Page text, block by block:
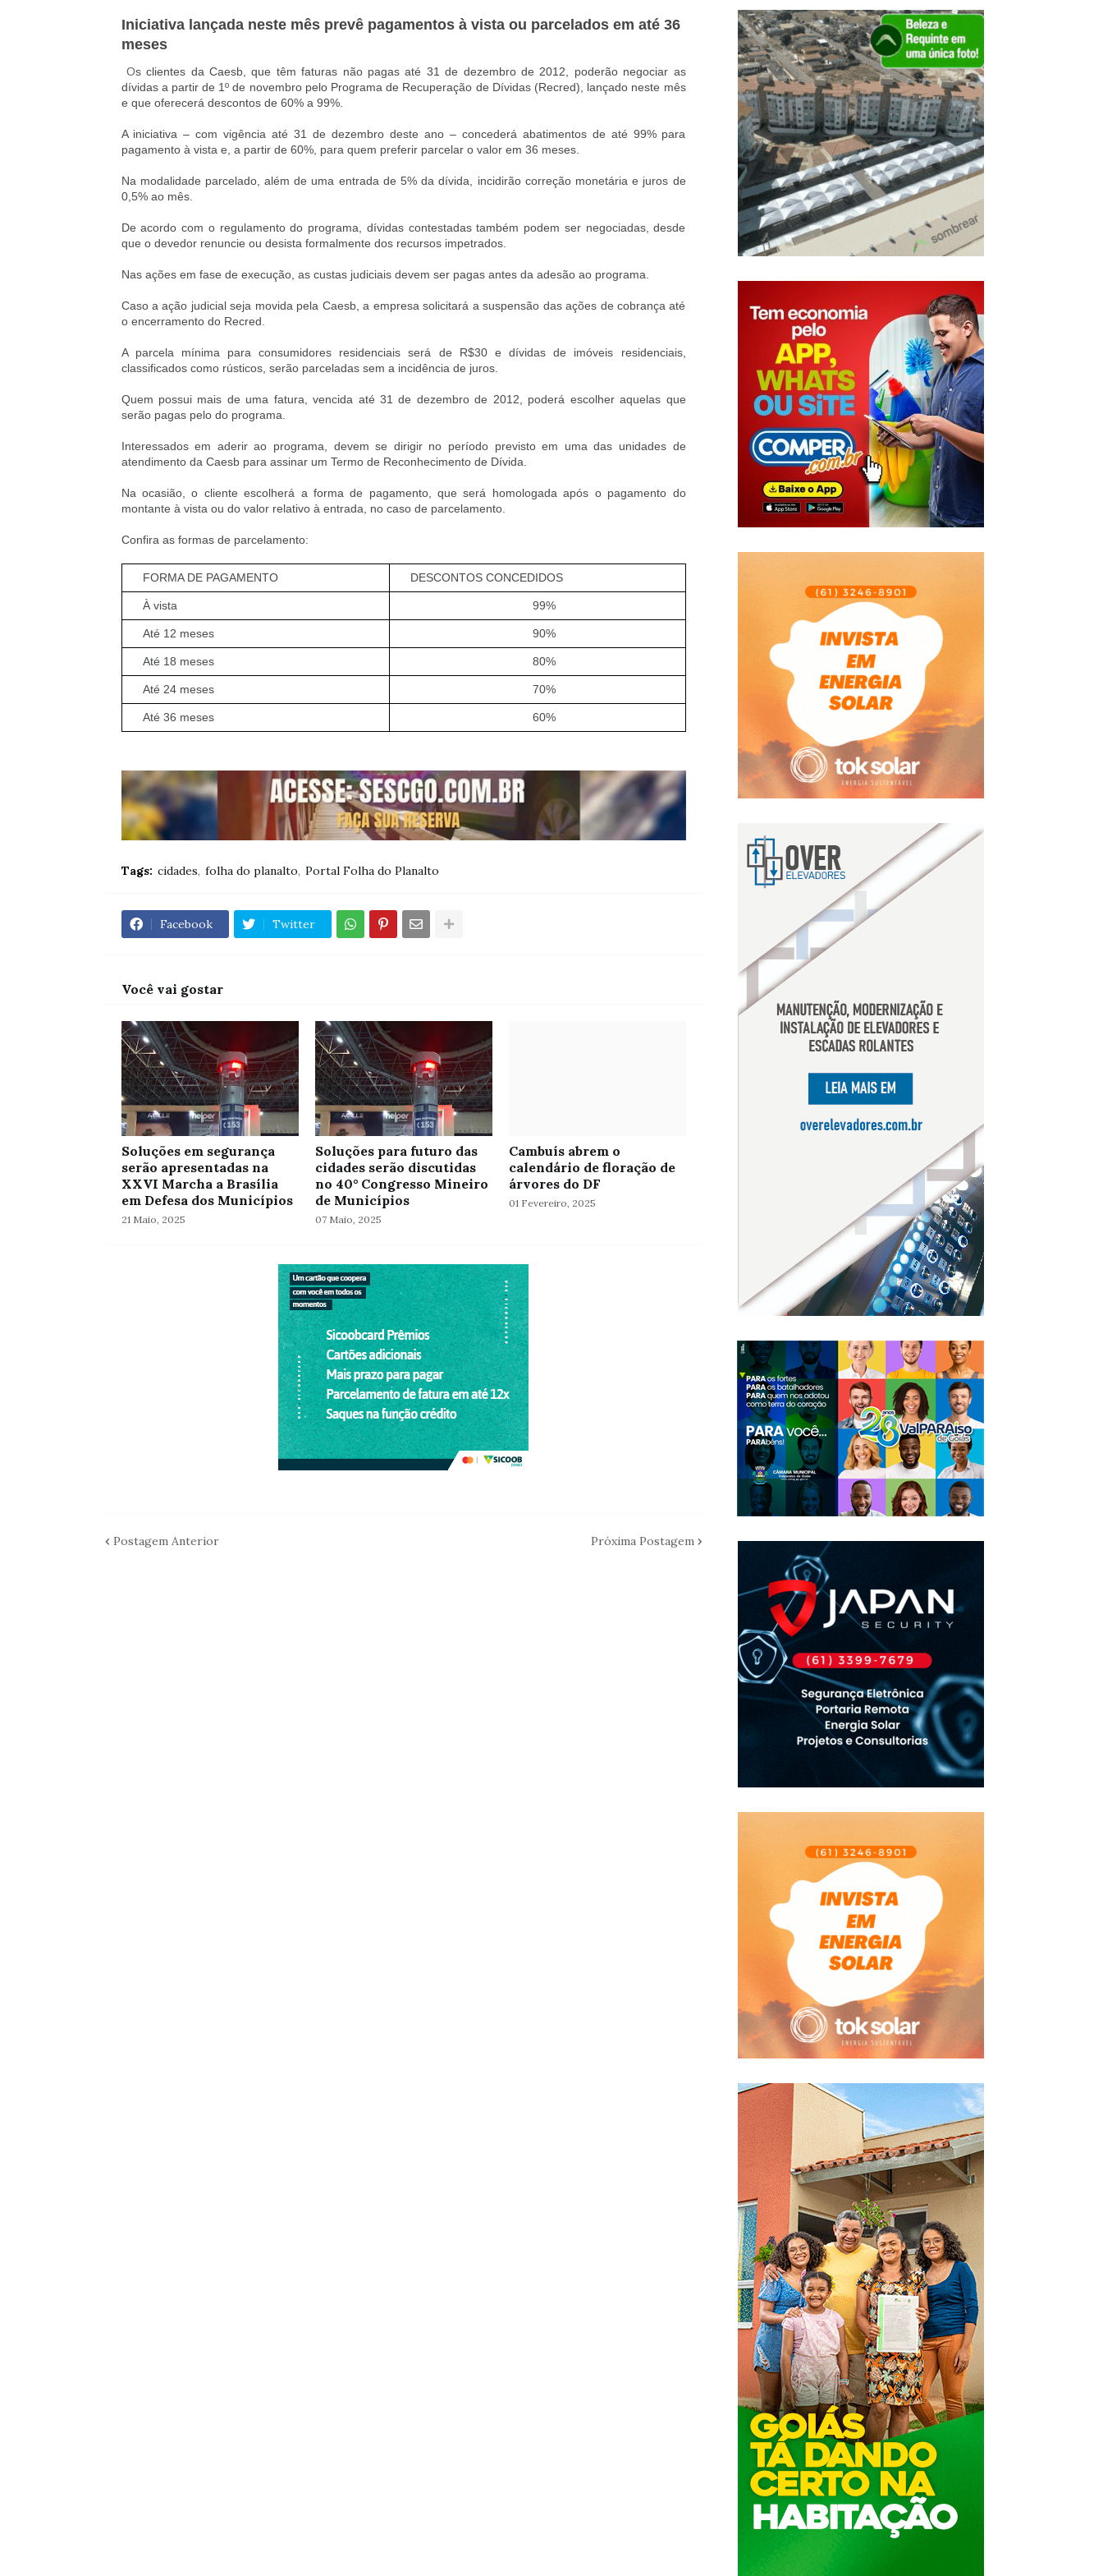
Iniciativa lançada neste mês prevê pagamentos à vista ou parcelados em até 36
meses
Os clientes da Caesb, que têm faturas não pagas até 31 de dezembro de 2012, poderão negociar as
dívidas a partir de 1º de novembro pelo Programa de Recuperação de Dívidas (Recred), lançado neste mês
e que oferecerá descontos de 60% a 99%.
A iniciativa – com vigência até 31 de dezembro deste ano – concederá abatimentos de até 99% para
pagamento à vista e, a partir de 60%, para quem preferir parcelar o valor em 36 meses.
Na modalidade parcelado, além de uma entrada de 5% da dívida, incidirão correção monetária e juros de
0,5% ao mês.
De acordo com o regulamento do programa, dívidas contestadas também podem ser negociadas, desde
que o devedor renuncie ou desista formalmente dos recursos impetrados.
Nas ações em fase de execução, as custas judiciais devem ser pagas antes da adesão ao programa.
Caso a ação judicial seja movida pela Caesb, a empresa solicitará a suspensão das ações de cobrança até
o encerramento do Recred.
A parcela mínima para consumidores residenciais será de R$30 e dívidas de imóveis residenciais,
classificados como rústicos, serão parceladas sem a incidência de juros.
Quem possui mais de uma fatura, vencida até 31 de dezembro de 2012, poderá escolher aquelas que
serão pagas pelo do programa.
Interessados em aderir ao programa, devem se dirigir no período previsto em uma das unidades de
atendimento da Caesb para assinar um Termo de Reconhecimento de Dívida.
Na ocasião, o cliente escolherá a forma de pagamento, que será homologada após o pagamento do
montante à vista ou do valor relativo à entrada, no caso de parcelamento.
Confira as formas de parcelamento:
FORMA DE PAGAMENTO DESCONTOS CONCEDIDOS
À vista 99%
Até 12 meses 90%
Até 18 meses 80%
Até 24 meses 70%
Até 36 meses 60%
Tags: cidades folha do planalto Portal Folha do Planalto
Facebook Twitter
Você vai gostar
Soluções em segurança
serão apresentadas na
XXVI Marcha a Brasília
em Defesa dos Municípios
21 Maio, 2025
Soluções para futuro das
cidades serão discutidas
no 40° Congresso Mineiro
de Municípios
07 Maio, 2025
Cambuís abrem o
calendário de floração de
árvores do DF
01 Fevereiro, 2025
Postagem Anterior Próxima Postagem